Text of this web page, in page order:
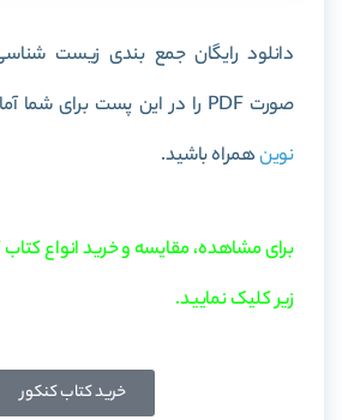
دانلود رایگان جمع بندی زیست
صورت PDF را در این پست برای شما آماده کرده ایم. با
نوینهمراه باشید.
برای مشاهده، مقایسه و خرید انواع
زیر کلیک نمایید.
خرید کتاب کنکور